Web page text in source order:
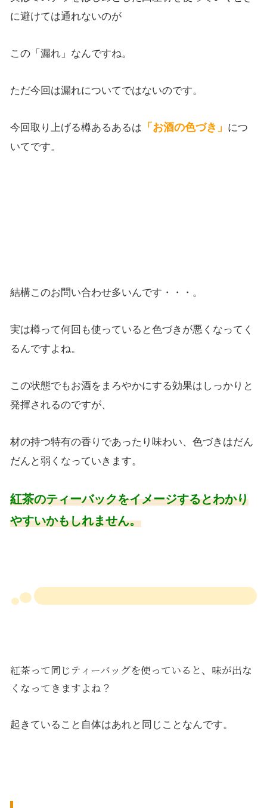
に避けては通れないのが
この「漏れ」なんですね。
ただ今回は漏れについてではないのです。
今回取り上げる樽あるあるは 「お酒の色づき」 につ
いてです。
結構このお問い合わせ多いんです・・・。
実は樽って何回も使っていると色づきが悪くなってく
るんですよね。
この状態でもお酒をまろやかにする効果はしっかりと
発揮されるのですが、
材の持つ特有の香りであったり味わい、色づきはだん
だんと弱くなっていきます。
紅茶のティーバックをイメージするとわかり
やすいかもしれません。
紅茶って同じティーバッグを使っていると、味が出な
くなってきますよね？
起きていること自体はあれと同じことなんです。